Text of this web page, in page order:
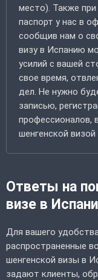
место). Также
паспорт у нас в
сообщив нам о
визу в Испанию
усилий с вашей
свое время,
дел. Не нужно
записью,
профессионалов,
шенгенской
Ответы на
визе в
Для вашего
распространенные
шенгенской визы в
задают клиенты,